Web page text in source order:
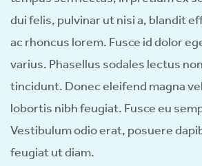
dui felis, pulvinar ut nisi a, blandit
ac rhoncus lorem. Fusce id dolor
varius. Phasellus sodales lectus
tincidunt. Donec eleifend magna
lobortis nibh feugiat. Fusce eu
Vestibulum odio erat, posuere
feugiat ut diam.